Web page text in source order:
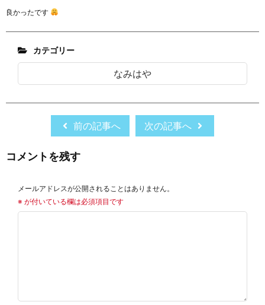
良かったです
カテゴリー
なみはや
前の記事へ 次の記事へ
コメントを残す
メールアドレスが公開されることはありません。
※ が付いている欄は必須項目です